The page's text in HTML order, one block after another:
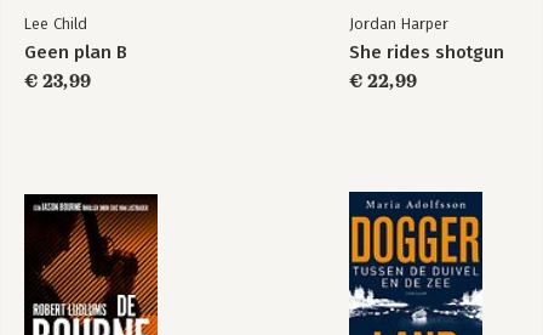
Lee Child
Geen plan B
€ 23,99
Jordan Harper
She rides shotgun
€ 22,99